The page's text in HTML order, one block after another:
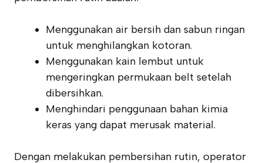
Menggunakan air bersih dan sabun ringan
untuk menghilangkan kotoran.
Menggunakan kain lembut untuk
mengeringkan permukaan belt setelah
dibersihkan.
Menghindari penggunaan bahan kimia
keras yang dapat merusak material.
Dengan melakukan pembersihan rutin, operator